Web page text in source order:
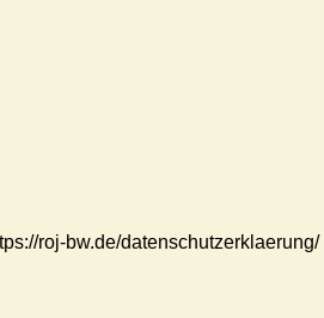
roj-bw.de/datenschutzerklaerung/